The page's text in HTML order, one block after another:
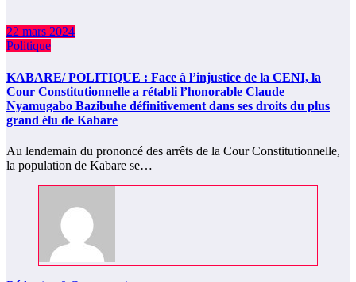
22 mars 2024
Politique
KABARE/ POLITIQUE : Face à l’injustice de la CENI, la
Cour Constitutionnelle a rétabli l’honorable Claude
Nyamugabo Bazibuhe définitivement dans ses droits du plus
grand élu de Kabare
Au lendemain du prononcé des arrêts de la Cour Constitutionnelle,
la population de Kabare se…